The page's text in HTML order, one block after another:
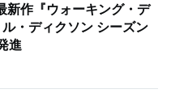
新作『ウォーキング・デ
・ディクソン シーズン
進